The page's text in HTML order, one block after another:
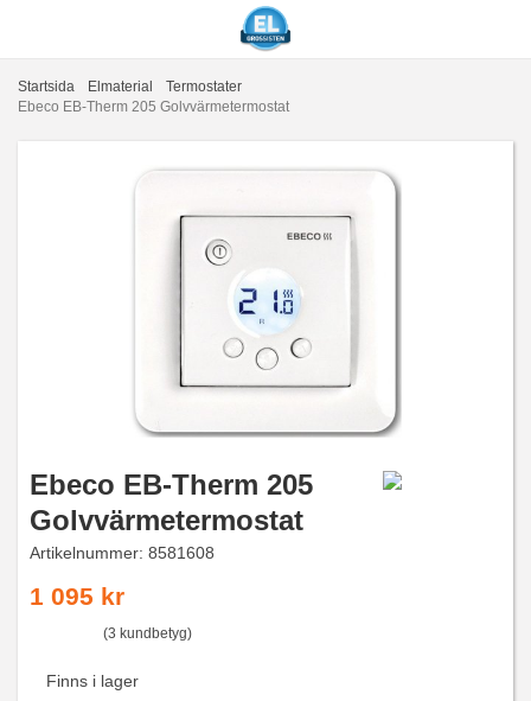
Startsida Elmaterial
Termostater
Ebeco EB-Therm 205 Golvvärmetermostat
Ebeco EB-Therm 205
Golvvärmetermostat
Artikelnummer: 8581608
1 095 kr
(3 kundbetyg)
Finns i lager